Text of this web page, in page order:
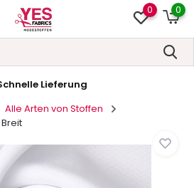
0 0
&Niedrige Preise
Alle Arten von Stoffen